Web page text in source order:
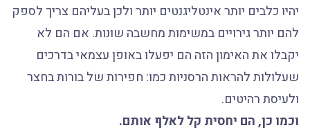
יהיו כלבים יותר אינטליגנטים יותר ולכן בעליהם צריך לספק
להם יותר גירויים במשימות מחשבה שונות. אם הם לא
יקבלו את האימון הזה הם יפעלו באופן עצמאי בדרכים
שעלולות להראות הרסניות כמו: חפירות של בורות בחצר
ולעיסת רהיטים.
וכמו כן, הם יחסית קל לאלף אותם.